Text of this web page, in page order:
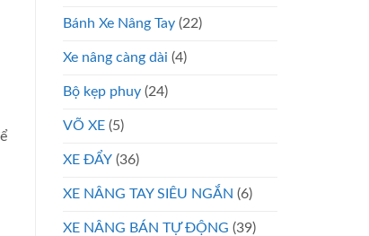
Bánh Xe Nâng Tay (22)
Xe nâng càng dài (4)
Bộ kẹp phuy (24)
VÕ XE (5)
XE ĐẨY (36)
XE NÂNG TAY SIÊU NGẮN (6)
XE NÂNG BÁN TỰ ĐỘNG (39)